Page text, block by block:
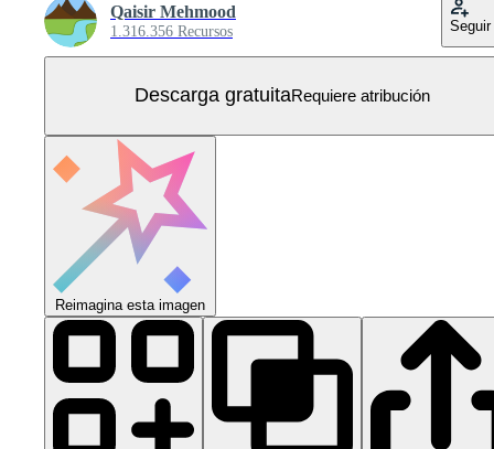
Qaisir Mehmood
1.316.356 Recursos Seguir
Descarga gratuitaRequiere atribución
Reimagina esta imagen